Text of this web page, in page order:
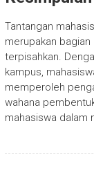
Tantangan
merupakan
terpisahkan.
kampus,
memperoleh
wahana
mahasiswa dalam